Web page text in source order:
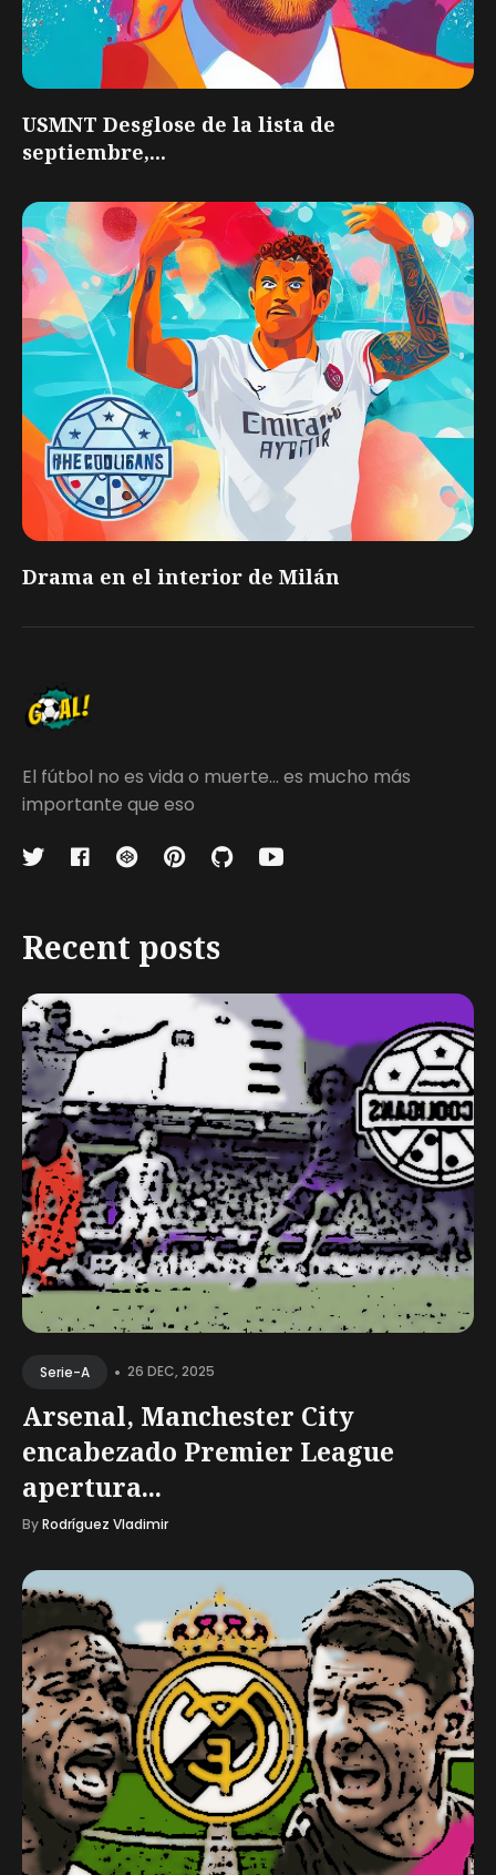
USMNT Desglose de la lista de
septiembre,...
Drama en el interior de Milán
El fútbol no es vida o muerte... es mucho más
importante que eso
Recent posts
Serie-A • 26 DEC, 2025
Arsenal, Manchester City
encabezado Premier League
apertura...
ByRodríguez Vladimir